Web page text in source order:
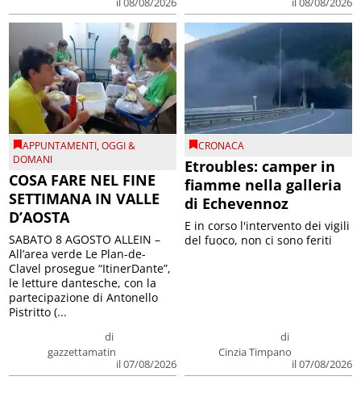
APPUNTAMENTI,OGGI &
DOMANI
COSA FARE NEL FINE
SETTIMANA IN VALLE
D’AOSTA
di
gazzettamatin
il 07/08/2026
SABATO 8 AGOSTO ALLEIN –
All’area verde Le Plan-de-
Clavel prosegue “ItinerDante”,
le letture dantesche, con la
partecipazione di Antonello
Pistritto (...
CRONACA
Etroubles: camper in
fiamme nella galleria
di Echevennoz
di
Cinzia Timpano
il 07/08/2026
E in corso l'intervento dei vigili
del fuoco, non ci sono feriti